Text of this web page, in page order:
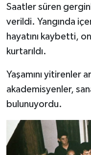
Saatler süren
verildi. Yangında
hayatını kaybetti,
kurtarıldı.
Yaşamını yitirenler
akademisyenler,
bulunuyordu.